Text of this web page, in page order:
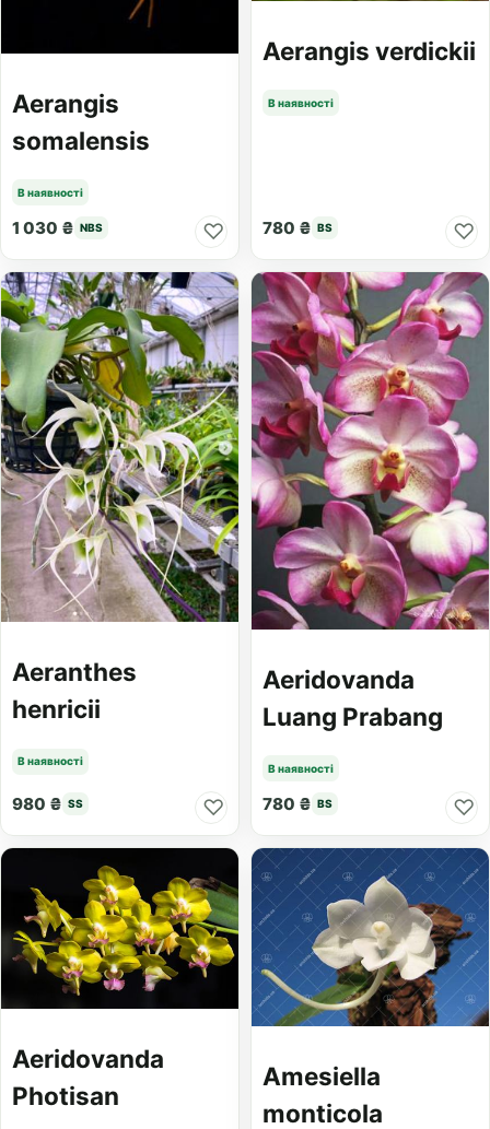
Aerangis
somalensis
В наявності
1 030 ₴ NBS ♡
Aerangis verdickii
В наявності
780 ₴ BS ♡
Aeranthes
henricii
В наявності
980 ₴ SS ♡
Aeridovanda
Luang Prabang
В наявності
780 ₴ BS ♡
Aeridovanda
Photisan
Amesiella
monticola